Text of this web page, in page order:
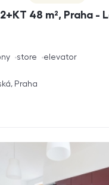
48 m², Praha -
store elevator
Praha